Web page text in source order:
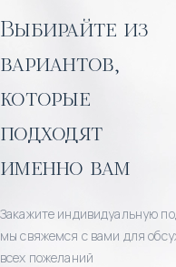
Выбирайте из
вариантов,
которые
подходят
именно вам
Закажите индивидуальную
мы свяжемся с вами для
всех пожеланий